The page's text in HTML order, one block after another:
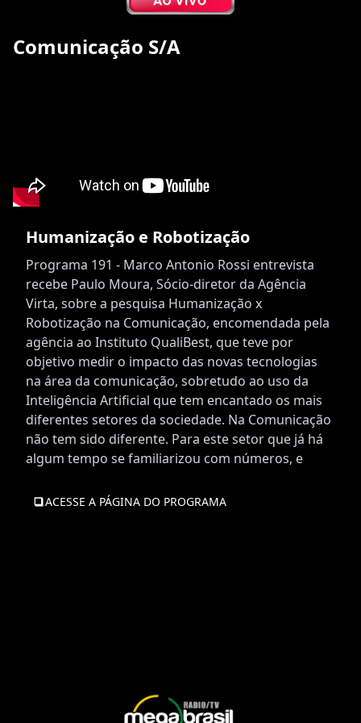
Comunicação S/A
Humanização e Robotização
Programa 191 - Marco Antonio Rossi entrevista
recebe Paulo Moura, Sócio-diretor da Agência
Virta, sobre a pesquisa Humanização x
Robotização na Comunicação, encomendada pela
agência ao Instituto QualiBest, que teve por
objetivo medir o impacto das novas tecnologias
na área da comunicação, sobretudo ao uso da
Inteligência Artificial que tem encantado os mais
diferentes setores da sociedade. Na Comunicação
não tem sido diferente. Para este setor que já há
algum tempo se familiarizou com números, e
ACESSE A PÁGINA DO PROGRAMA